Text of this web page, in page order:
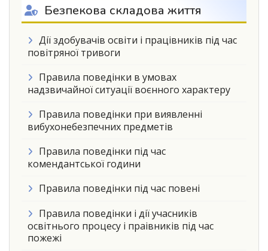
Безпекова складова життя
Дії здобувачів освіти і працівників під час
повітряної тривоги
Правила поведінки в умовах
надзвичайної ситуації воєнного характеру
Правила поведінки при виявленні
вибухонебезпечних предметів
Правила поведінки під час
комендантської години
Правила поведінки під час повені
Правила поведінки і дії учасників
освітнього процесу і праівників під час
пожежі